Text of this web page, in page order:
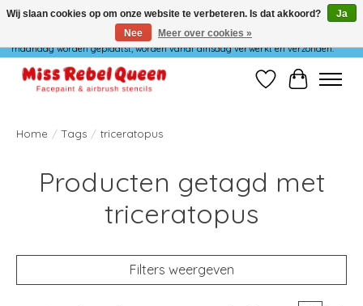
Wij verzenden niet op maandag. Bestellingen die in het weekend of op
maandag worden geplaatst, worden vanaf dinsdag verwerkt en verzonden.
Verlanglijst
Home / Tags / triceratopus
Producten getagd met
triceratopus
Filters weergeven
Wij slaan cookies op om onze website te verbeteren. Is dat akkoord?
Ja
Nee
Meer over cookies »